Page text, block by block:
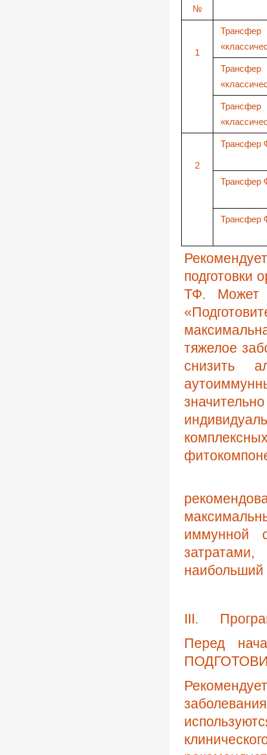
№
1
2
Трансфер
Трансфер
Трансфер
подготовки
ТФ. Может
тяжелое
снизить
иммунной
наибольший
III.
Перед